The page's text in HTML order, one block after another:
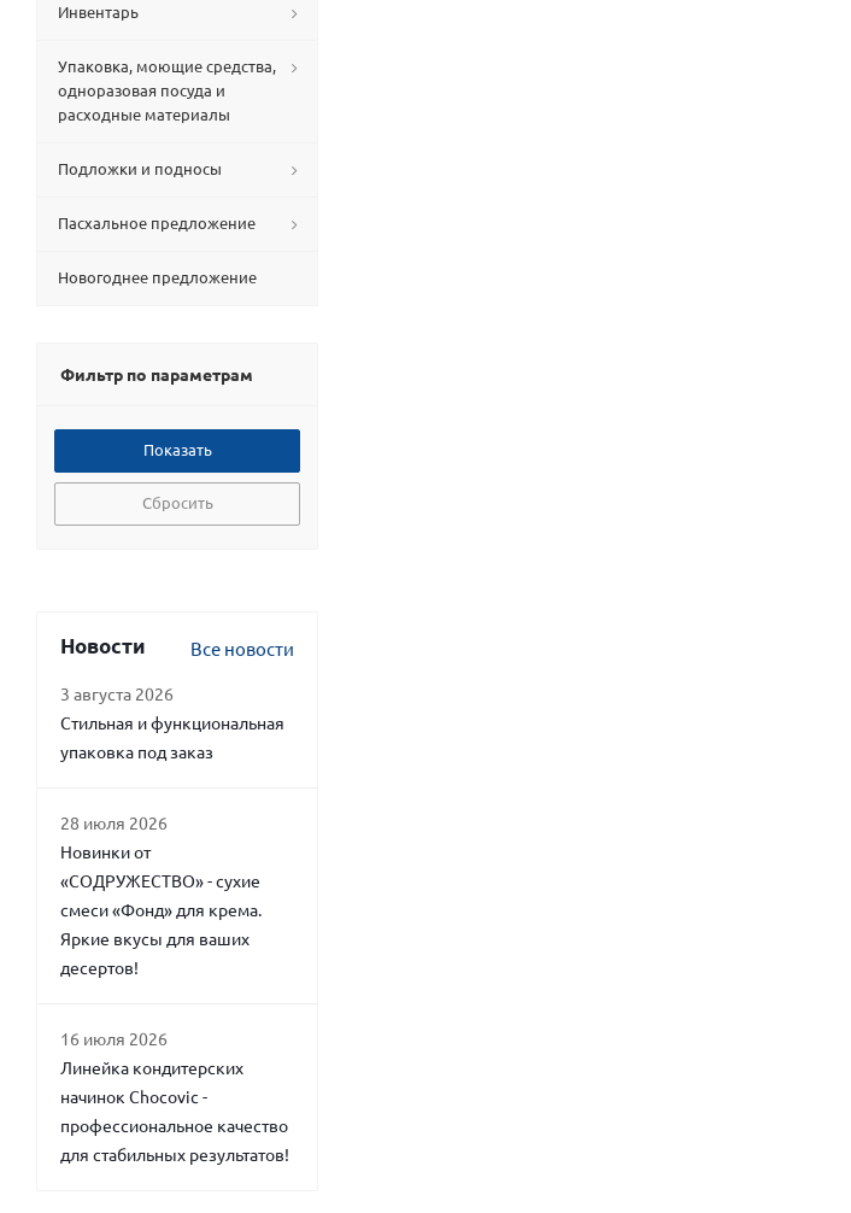
Инвентарь
Упаковка, моющие средства,
одноразовая посуда и
расходные материалы
Подложки и подносы
Пасхальное предложение
Новогоднее предложение
Фильтр по параметрам
Сбросить
Новости Все новости
3 августа 2026
Стильная и функциональная
упаковка под заказ
28 июля 2026
Новинки от
«СОДРУЖЕСТВО» - сухие
смеси «Фонд» для крема.
Яркие вкусы для ваших
десертов!
16 июля 2026
Линейка кондитерских
начинок Chocovic -
профессиональное качество
для стабильных результатов!